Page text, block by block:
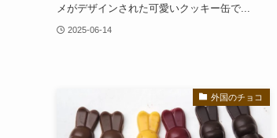
メがデザインされた可愛いクッキー缶で...
2025-06-14
外国のチョコ